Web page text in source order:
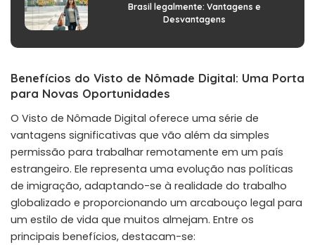
Brasil legalmente: Vantagens e
Desvantagens
Benefícios do Visto de Nômade Digital: Uma Porta
para Novas Oportunidades
O Visto de Nômade Digital oferece uma série de
vantagens significativas que vão além da simples
permissão para trabalhar remotamente em um país
estrangeiro. Ele representa uma evolução nas políticas
de imigração, adaptando-se à realidade do trabalho
globalizado e proporcionando um arcabouço legal para
um estilo de vida que muitos almejam. Entre os
principais benefícios, destacam-se: